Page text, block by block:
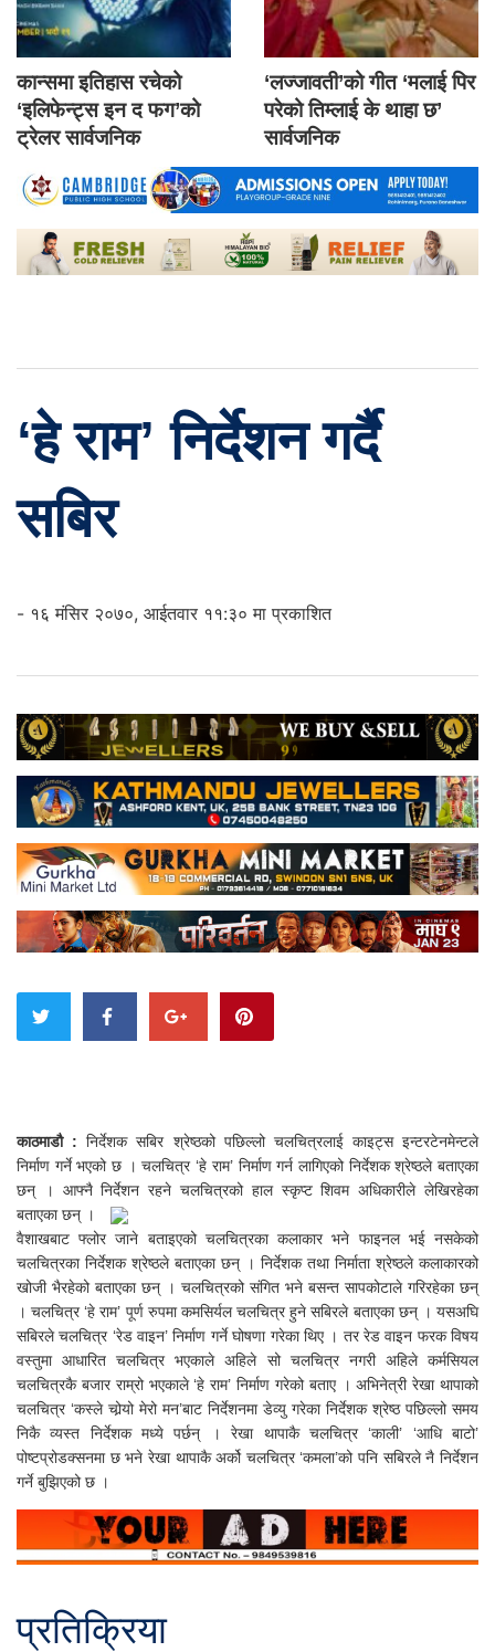
कान्समा इतिहास रचेको
‘इलिफेन्ट्स इन द फग’को
ट्रेलर सार्वजनिक
‘लज्जावती’को गीत ‘मलाई पिर
परेको तिम्लाई के थाहा छ’
सार्वजनिक
‘हे राम’ निर्देशन गर्दै
सबिर
- १६ मंसिर २०७०, आईतवार ११:३० मा प्रकाशित
काठमाडौ :निर्देशक सबिर श्रेष्ठको पछिल्लो चलचित्रलाई काइट्स इन्टरटेनमेन्टले
निर्माण गर्ने भएको छ । चलचित्र ‘हे राम’ निर्माण गर्न लागिएको निर्देशक श्रेष्ठले बताएका
छन् । आफ्नै निर्देशन रहने चलचित्रको हाल स्कृप्ट शिवम अधिकारीले लेखिरहेका
बताएका छन् ।
वैशाखबाट फ्लोर जाने बताइएको चलचित्रका कलाकार भने फाइनल भई नसकेको
चलचित्रका निर्देशक श्रेष्ठले बताएका छन् । निर्देशक तथा निर्माता श्रेष्ठले कलाकारको
खोजी भैरहेको बताएका छन् । चलचित्रको संगित भने बसन्त सापकोटाले गरिरहेका छन्
। चलचित्र ‘हे राम’ पूर्ण रुपमा कमसिर्यल चलचित्र हुने सबिरले बताएका छन् । यसअघि
सबिरले चलचित्र ‘रेड वाइन’ निर्माण गर्ने घोषणा गरेका थिए । तर रेड वाइन फरक विषय
वस्तुमा आधारित चलचित्र भएकाले अहिले सो चलचित्र नगरी अहिले कर्मसियल
चलचित्रकै बजार राम्रो भएकाले ‘हे राम’ निर्माण गरेको बताए । अभिनेत्री रेखा थापाको
चलचित्र ‘कस्ले चोर्‍यो मेरो मन’बाट निर्देशनमा डेव्यु गरेका निर्देशक श्रेष्ठ पछिल्लो समय
निकै व्यस्त निर्देशक मध्ये पर्छन् । रेखा थापाकै चलचित्र ‘काली’ ‘आधि बाटो’
पोष्टप्रोडक्सनमा छ भने रेखा थापाकै अर्को चलचित्र ‘कमला’को पनि सबिरले नै निर्देशन
गर्ने बुझिएको छ ।
प्रतिक्रिया